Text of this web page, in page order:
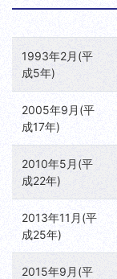
1993年2月(平
成5年)
2005年9月(平
成17年)
2010年5月(平
成22年)
2013年11月(平
成25年)
2015年9月(平